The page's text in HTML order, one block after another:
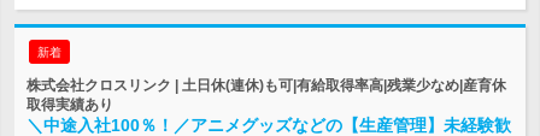
新着
株式会社クロスリンク | 土日休(連休)も可|有給取得率高|残業少なめ|産育休
取得実績あり
＼中途入社100％！／アニメグッズなどの【生産管理】未経験歓